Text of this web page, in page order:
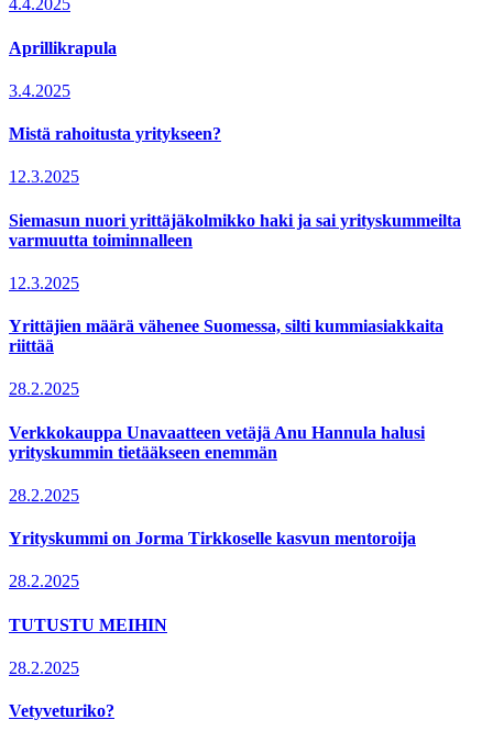
4.4.2025
Aprillikrapula
3.4.2025
Mistä rahoitusta yritykseen?
12.3.2025
Siemasun nuori yrittäjäkolmikko haki ja sai yrityskummeilta
varmuutta toiminnalleen
12.3.2025
Yrittäjien määrä vähenee Suomessa, silti kummiasiakkaita
riittää
28.2.2025
Verkkokauppa Unavaatteen vetäjä Anu Hannula halusi
yrityskummin tietääkseen enemmän
28.2.2025
Yrityskummi on Jorma Tirkkoselle kasvun mentoroija
28.2.2025
TUTUSTU MEIHIN
28.2.2025
Vetyveturiko?